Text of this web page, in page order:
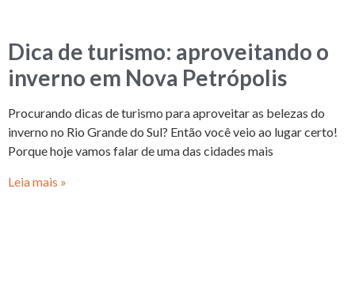
Dica de turismo: aproveitando o
inverno em Nova Petrópolis
Procurando dicas de turismo para aproveitar as belezas do
inverno no Rio Grande do Sul? Então você veio ao lugar certo!
Porque hoje vamos falar de uma das cidades mais
Leia mais »